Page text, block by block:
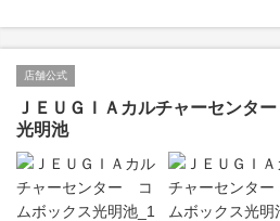
店舗公式
ＪＥＵＧＩＡカルチャーセンタ
光明池